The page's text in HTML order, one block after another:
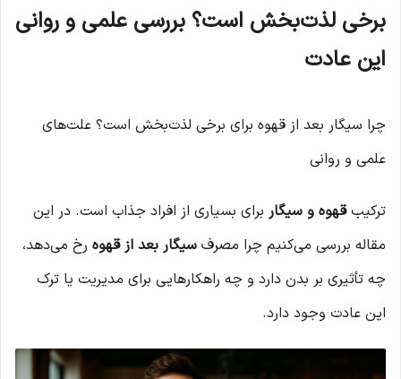
برخی لذت‌بخش است؟ بررسی علمی و روانی
این عادت
چرا سیگار بعد از قهوه برای برخی لذت‌بخش است؟ علت‌های
علمی و روانی
ترکیبقهوه و سیگار برای بسیاری از افراد جذاب است. در این
مقاله بررسی می‌کنیم چرا مصرف سیگار بعد از قهوه رخ می‌دهد،
چه تأثیری بر بدن دارد و چه راهکارهایی برای مدیریت یا ترک
این عادت وجود دارد.